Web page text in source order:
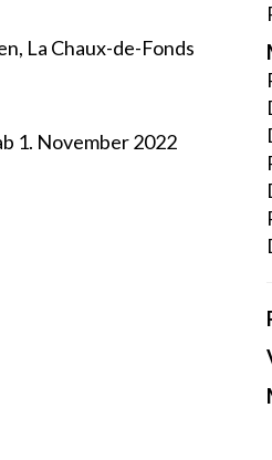
La Chaux-de-Fonds
1. November 2022